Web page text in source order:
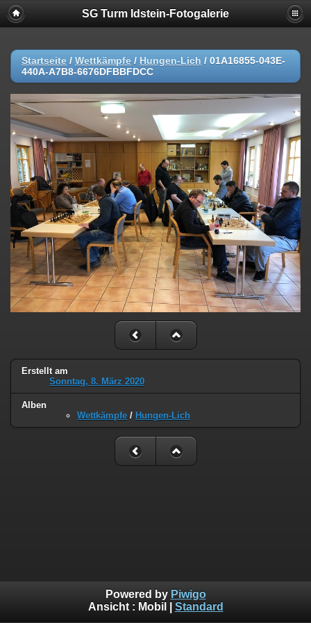
SG Turm Idstein-Fotogalerie
Startseite / Wettkämpfe / Hungen-Lich / 01A16855-043E-
440A-A7B8-6676DFBBFDCC
Erstellt am
Sonntag, 8. März 2020
Alben
Wettkämpfe / Hungen-Lich
Powered by Piwigo
Ansicht : Mobil Standard